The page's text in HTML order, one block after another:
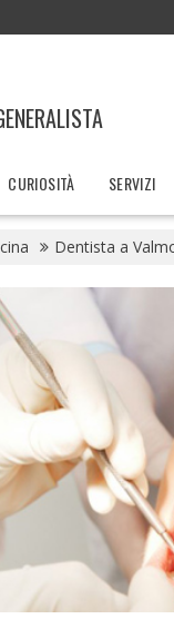
CURIOSITÀ SERVIZI
Dentista a